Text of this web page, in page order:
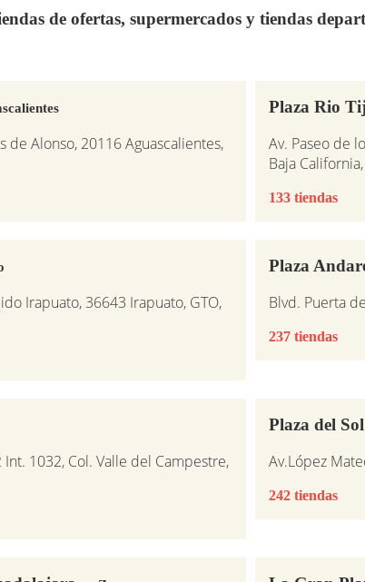
de ofertas, supermercados y tiendas
de Alonso, 20116 Aguascalientes,
Plaza Rio
Av. Paseo de
Baja
133 tiendas
Irapuato, 36643 Irapuato, GTO,
Plaza
Blvd. Puerta
237 tiendas
1032, Col. Valle del Campestre,
Plaza del Sol
Av.López
242 tiendas